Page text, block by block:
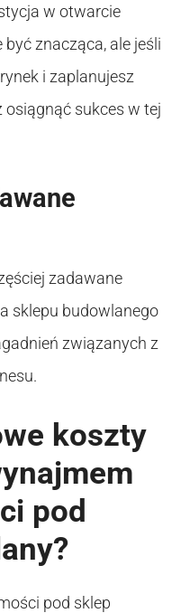
w otwarcie
znacząca, ale jeśli
i zaplanujesz
osiągnąć sukces w tej
zadawane
sklepu budowlanego
związanych z
koszty
pod
pod sklep